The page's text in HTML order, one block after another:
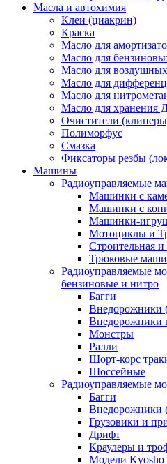
Масла и автохимия
Клеи (циакрин)
Краска
Масло для
Масло для
Масло для
Масло для
Масло для
Масло для хранения
Очистители
Полиморфус
Смазка
Фиксаторы резбы
Машины
Радиоуправляемые
Машинки с
Машинки с
Машинки-
Мотоциклы и
Строительная и
Трюковые
Радиоуправляемые
бензиновые и нитро
Багги
Внедорожники
Внедорожники
Монстры
Ралли
Шорт-корс
Шоссейные
Радиоуправляемые
Багги
Внедорожники
Грузовики и
Дрифт
Краулеры и
Модели Kyosho